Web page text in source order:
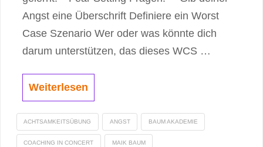
Angst eine Überschrift Definiere ein Worst
Case Szenario Wer oder was könnte dich
darum unterstützen, das dieses WCS …
Weiterlesen
ACHTSAMKEITSÜBUNG ANGST BAUM AKADEMIE
COACHING IN CONCERT MAIK BAUM